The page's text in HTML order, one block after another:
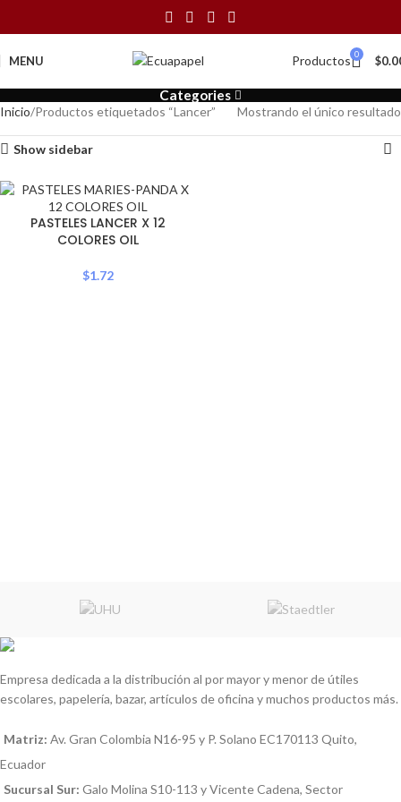
MENU Productos 0 $
Categories
Inicio Productos etiquetados “Lancer” Mostrando el único resultado
Show sidebar
PASTELES LANCER X 12
COLORES OIL
$1.72
Empresa dedicada a la distribución al por mayor y menor de útiles
escolares, papelería, bazar, artículos de oficina y muchos productos más.
Matriz: Av. Gran Colombia N16-95 y P. Solano EC170113 Quito,
Ecuador
Sucursal Sur: Galo Molina S10-113 y Vicente Cadena, Sector